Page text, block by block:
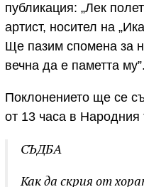
публикация: „Лек
артист, носител на
Ще пазим спомена за
вечна да е паметта му”.
Поклонението ще се
от 13 часа в Народния
СЪДБА
Как да скрия от